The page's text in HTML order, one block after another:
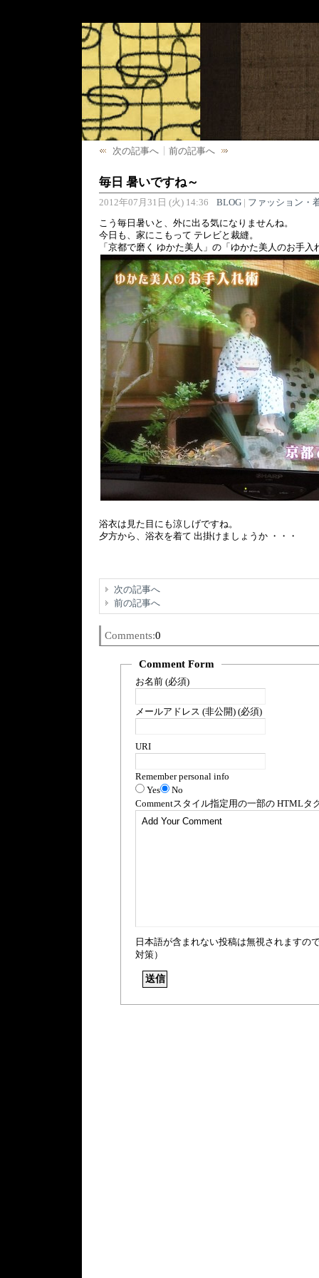
次の記事へ 前の記事へ
毎日 暑いですね～
2012年07月31日 (火) 14:36 BLOG| ファッション・
こう毎日暑いと、外に出る気になりませんね。
今日も、家にこもって テレビと裁縫。
「京都で磨く ゆかた美人」の「ゆかた美人のお手入
浴衣は見た目にも涼しげですね。
夕方から、浴衣を着て 出掛けましょうか ・・・
次の記事へ
前の記事へ
Comments:0
Comment Form
お名前 (必須)
メールアドレス (非公開) (必須)
URI
Remember personal info
Yes
No
Commentスタイル指定用の一部の HTMLタ
日本語が含まれない投稿は無視されますの
対策）